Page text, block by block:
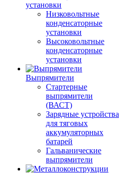
установки
Низковольтные
конденсаторные
установки
Высоковольтные
конденсаторные
установки
Выпрямители
Стартерные
выпрямители
(ВАСТ)
Зарядные устройства
для тяговых
аккумуляторных
батарей
Гальванические
выпрямители